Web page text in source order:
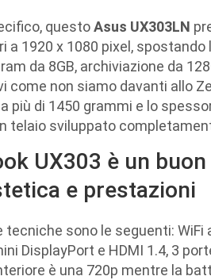
questoAsus UX303LN
a 1920 x 1080 pixel,
da 8GB, archiviazione da
come non siamo davanti allo
più di 1450 grammi e lo
telaio sviluppato
UX303 è un
e prestazioni
sono le seguenti: WiFi
DisplayPort e HDMI 1.4, 3
è una 720p mentre la